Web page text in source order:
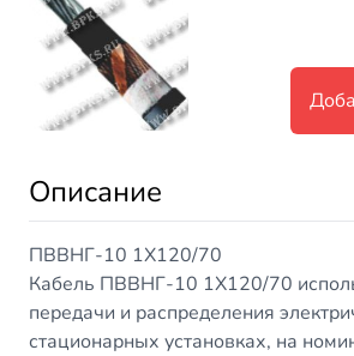
Описание
ПВВНГ-10 1Х120/70
Кабель ПВВНГ-10 1Х120/70
передачи и распределения
стационарных установках, на